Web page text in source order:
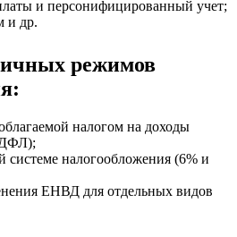
и персонифицированный учет;
и др.
режимов
налогом на доходы
системе налогообложения (6% и
ЕНВД для отдельных видов